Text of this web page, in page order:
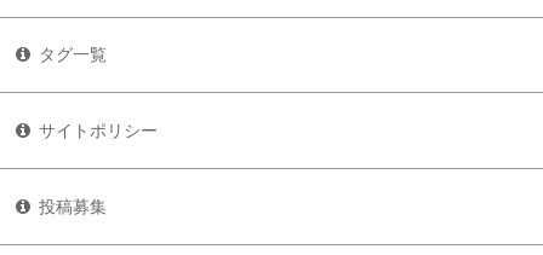
タグ一覧
サイトポリシー
投稿募集